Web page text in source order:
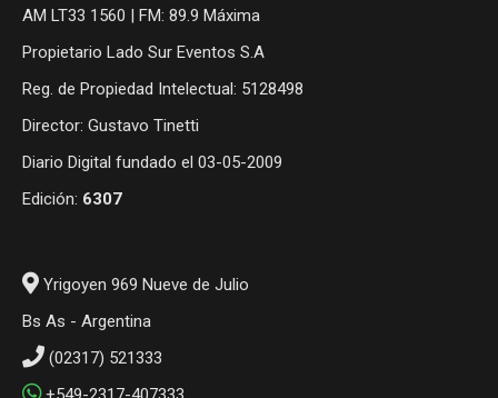
AM LT33 1560 | FM: 89.9 Máxima
Propietario Lado Sur Eventos S.A
Reg. de Propiedad Intelectual: 5128498
Director: Gustavo Tinetti
Diario Digital fundado el 03-05-2009
Edición: 6307
Yrigoyen 969 Nueve de Julio
Bs As - Argentina
(02317) 521333